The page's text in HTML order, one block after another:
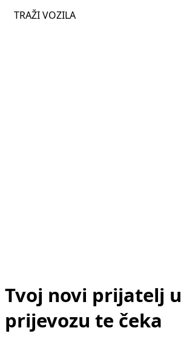
TRAŽI VOZILA
Tvoj novi prijatelj u
prijevozu te čeka